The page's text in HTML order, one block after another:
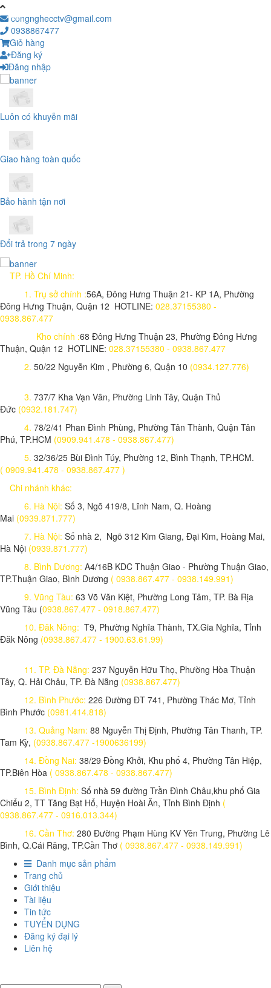
congnghecctv@gmail.com
0938867477
Giỏ hàng
Đăng ký
Đăng nhập
Luôn có khuyễn mãi
Giao hàng toàn quốc
Bảo hành tận nơi
Đổi trả trong 7 ngày
TP. Hồ Chí Minh:
1. Trụ sở chính :56A, Đông Hưng Thuận 21- KP 1A, Phường
Đông Hưng Thuận, Quận 12 HOTLINE: 028.37155380 -
0938.867.477
Kho chính :68 Đông Hưng Thuận 23, Phường Đông Hưng
Thuận, Quận 12 HOTLINE: 028.37155380 - 0938.867.477
2. 50/22 Nguyễn Kim , Phường 6, Quận 10 (0934.127.776)
3. 737/7 Kha Vạn Vân, Phường Linh Tây, Quận Thủ
Đức (0932.181.747)
4. 78/2/41 Phan Đình Phùng, Phường Tân Thành, Quận Tân
Phú, TP.HCM (0909.941.478 - 0938.867.477)
5. 32/36/25 Bùi Đình Túy, Phường 12, Bình Thạnh, TP.HCM.
( 0909.941.478 - 0938.867.477 )
Chi nhánh khác:
6. Hà Nội: Số 3, Ngõ 419/8, Lĩnh Nam, Q. Hoàng
Mai (0939.871.777)
7. Hà Nội: Số nhà 2, Ngõ 312 Kim Giang, Đại Kim, Hoàng Mai,
Hà Nội (0939.871.777)
8. Bình Dương: A4/16B KDC Thuận Giao - Phường Thuận Giao,
TP.Thuận Giao, Bình Dương ( 0938.867.477 - 0938.149.991)
9. Vũng Tàu: 63 Võ Văn Kiệt, Phường Long Tâm, TP. Bà Rịa
Vũng Tàu (0938.867.477 - 0918.867.477)
10. Đăk Nông: T9, Phường Nghĩa Thành, TX.Gia Nghĩa, Tỉnh
Đăk Nông (0938.867.477 - 1900.63.61.99)
11. TP. Đà Nẵng: 237 Nguyễn Hữu Thọ, Phường Hòa Thuận
Tây, Q. Hải Châu, TP. Đà Nẵng (0938.867.477)
12. Bình Phước: 226 Đường ĐT 741, Phường Thác Mơ, Tỉnh
Bình Phước (0981.414.818)
13. Quảng Nam: 88 Nguyễn Thị Định, Phường Tân Thanh, TP.
Tam Kỳ, (0938.867.477 -1900636199)
14. Đồng Nai: 38/29 Đồng Khởi, Khu phố 4, Phường Tân Hiệp,
TP.Biên Hòa ( 0938.867.478 - 0938.867.477)
15. Bình Định: Số nhà 59 đường Trần Đình Châu,khu phố Gia
Chiểu 2, TT Tăng Bạt Hổ, Huyện Hoài Ân, Tỉnh Bình Định (
0938.867.477 - 0916.013.344)
16. Cần Thơ: 280 Đường Phạm Hùng KV Yên Trung, Phường Lê
Bình, Q.Cái Răng, TP.Cần Thơ ( 0938.867.477 - 0938.149.991)
Danh mục sản phẩm
Trang chủ
Giới thiệu
Tài liệu
Tin tức
TUYỂN DỤNG
Đăng ký đại lý
Liên hệ